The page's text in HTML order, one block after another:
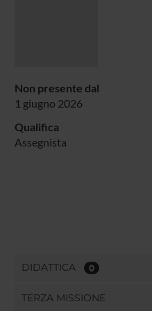
Non presente dal
1 giugno 2026
Qualifica
Assegnista
DIDATTICA 0
TERZA MISSIONE